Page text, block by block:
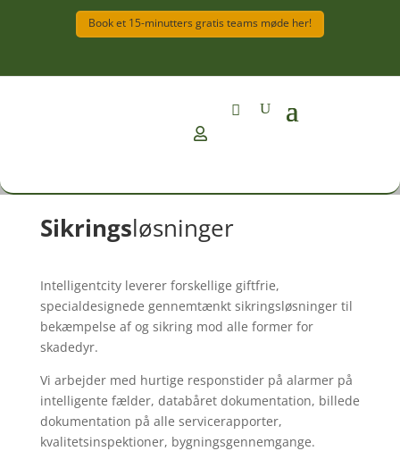
Book et 15-minutters gratis teams møde her!

Sikringsløsninger
Intelligentcity leverer forskellige giftfrie,
specialdesignede gennemtænkt sikringsløsninger til
bekæmpelse af og sikring mod alle former for
skadedyr.
Vi arbejder med hurtige responstider på alarmer på
intelligente fælder, databåret dokumentation, billede
dokumentation på alle servicerapporter,
kvalitetsinspektioner, bygningsgennemgange.